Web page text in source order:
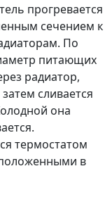
прогревается
сечением к
По
питающих
радиатор,
сливается
она
термостатом
в